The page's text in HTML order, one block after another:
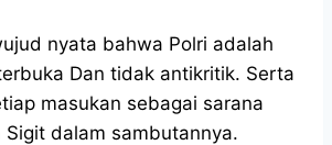
nyata bahwa Polri adalah
Dan tidak antikritik. Serta
masukan sebagai sarana
Sigit dalam sambutannya.